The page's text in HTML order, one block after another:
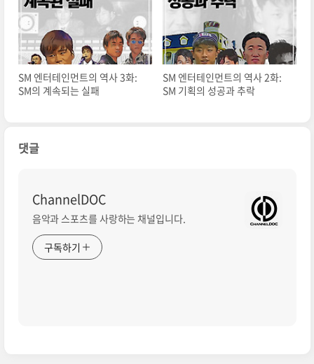
SM 엔터테인먼트의 역사 3화:
SM의 계속되는 실패
SM 엔터테인먼트의 역사 2화:
SM 기획의 성공과 추락
댓글
ChannelDOC
음악과 스포츠를 사랑하는 채널입니다.
구독하기